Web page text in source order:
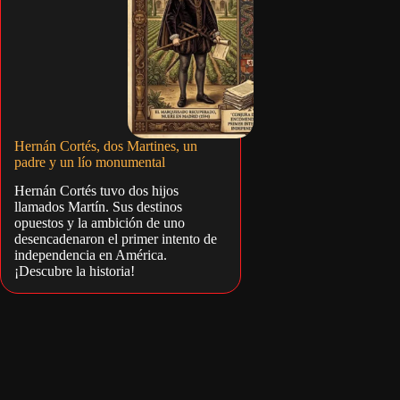
Hernán Cortés, dos Martines, un
padre y un lío monumental
Hernán Cortés tuvo dos hijos
llamados Martín. Sus destinos
opuestos y la ambición de uno
desencadenaron el primer intento de
independencia en América.
¡Descubre la historia!